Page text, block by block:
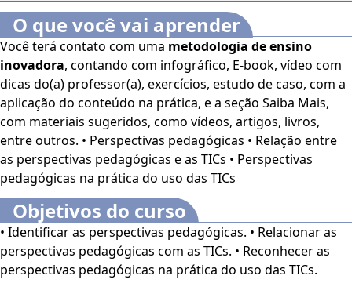
Perspectivas Pedagógicas Associadas ao Uso de TICs
você é convidado a refletir acerca de duas tendências
pedagógicas da atualidade e sua relação com as TICs, além
de analisar algumas sugestões derecursostecnológicos,
que se encaixam em cada uma dessas tendências. Bons
estudos. OCurso Perspectivas Pedagógicas Associadas
ao Uso de TICsé voltado para profissionais e estudantes
da área de Pedagogia, além de interessados no assunto.
Este curso dispõe dos seguintes recursos de
acessibilidade: cores em alto contraste, aumento de
fonte e tradução automática mediante a Língua
Brasileira de Sinais (Libras). Para ativar esses recursos,
acesse "minha conta" do lado direito da tela na parte
superior e habilite de acordo com sua necessidade.O
conteúdo do curso ficará disponível por até 120 dias após
O que você vai aprender
Você terá contato com uma metodologia de ensino
inovadora, contando com infográfico, E-book, vídeo com
dicas do(a) professor(a), exercícios, estudo de caso, com a
aplicação do conteúdo na prática, e a seção Saiba Mais,
com materiais sugeridos, como vídeos, artigos, livros,
entre outros. • Perspectivas pedagógicas • Relação entre
as perspectivas pedagógicas e as TICs • Perspectivas
pedagógicas na prática do uso das TICs
Objetivos do curso
• Identificar as perspectivas pedagógicas. • Relacionar as
perspectivas pedagógicas com as TICs. • Reconhecer as
perspectivas pedagógicas na prática do uso das TICs.